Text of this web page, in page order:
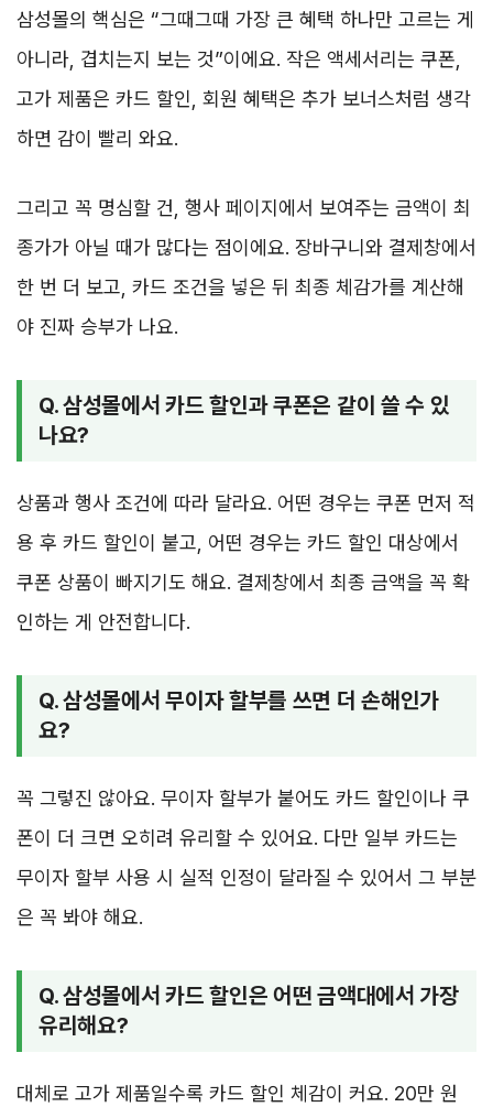
삼성몰의 핵심은 “그때그때 가장 큰 혜택 하나만 고르는 게
아니라, 겹치는지 보는 것”이에요. 작은 액세서리는 쿠폰,
고가 제품은 카드 할인, 회원 혜택은 추가 보너스처럼 생각
하면 감이 빨리 와요.
그리고 꼭 명심할 건, 행사 페이지에서 보여주는 금액이 최
종가가 아닐 때가 많다는 점이에요. 장바구니와 결제창에서
한 번 더 보고, 카드 조건을 넣은 뒤 최종 체감가를 계산해
야 진짜 승부가 나요.
Q. 삼성몰에서 카드 할인과 쿠폰은 같이 쓸 수 있
나요?
상품과 행사 조건에 따라 달라요. 어떤 경우는 쿠폰 먼저 적
용 후 카드 할인이 붙고, 어떤 경우는 카드 할인 대상에서
쿠폰 상품이 빠지기도 해요. 결제창에서 최종 금액을 꼭 확
인하는 게 안전합니다.
Q. 삼성몰에서 무이자 할부를 쓰면 더 손해인가
요?
꼭 그렇진 않아요. 무이자 할부가 붙어도 카드 할인이나 쿠
폰이 더 크면 오히려 유리할 수 있어요. 다만 일부 카드는
무이자 할부 사용 시 실적 인정이 달라질 수 있어서 그 부분
은 꼭 봐야 해요.
Q. 삼성몰에서 카드 할인은 어떤 금액대에서 가장
유리해요?
대체로 고가 제품일수록 카드 할인 체감이 커요. 20만 원